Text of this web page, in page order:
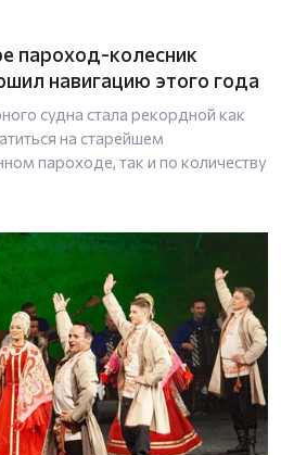
пароход-колесник
навигацию этого года
судна стала рекордной как
на старейшем
пароходе, так и по количеству